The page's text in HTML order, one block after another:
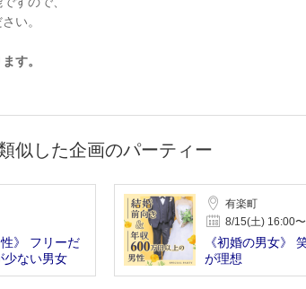
い。
す。
似した企画のパーティー
》 フリーだ
少ない男女
有楽町
8/15(土) 16:00〜
《初婚の男女》
が理想